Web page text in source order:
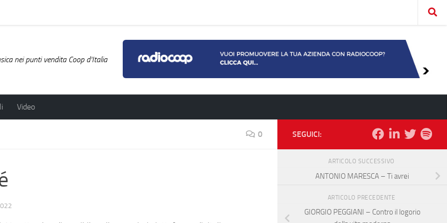
nei punti vendita Coop d'Italia
Video
0 SEGUICI:
ARTICOLO SUCCESSIVO
ANTONIO MARESCA – Ti avrei
ARTICOLO PRECEDENTE
GIORGIO PEGGIANI – Contro il logorio